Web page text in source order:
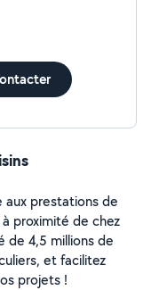
aux prestations de
proximité de chez
de 4,5 millions de
et facilitez
projets !